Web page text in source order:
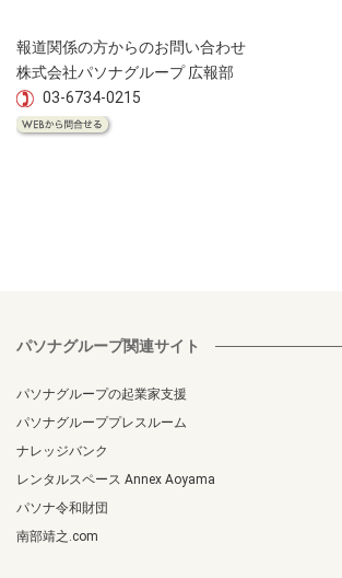
報道関係の方からのお問い合わせ
株式会社パソナグループ 広報部
03-6734-0215
パソナグループ関連サイト
パソナグループの起業家支援
パソナグループプレスルーム
ナレッジバンク
レンタルスペース Annex Aoyama
パソナ令和財団
南部靖之.com